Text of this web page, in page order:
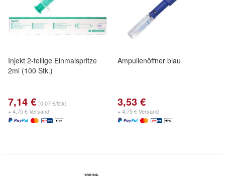
Injekt 2-teilige Einmalspritze
2ml (100 Stk.)
7,14 € (0,07 €/Stk)
+ 4,75 € Versand
Ampullenöffner blau
3,53 €
+ 4,75 € Versand